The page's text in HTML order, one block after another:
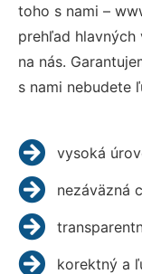
toho s nami –
prehľad
na nás.
s nami nebudete
vysoká
nezáväzná
korektný a